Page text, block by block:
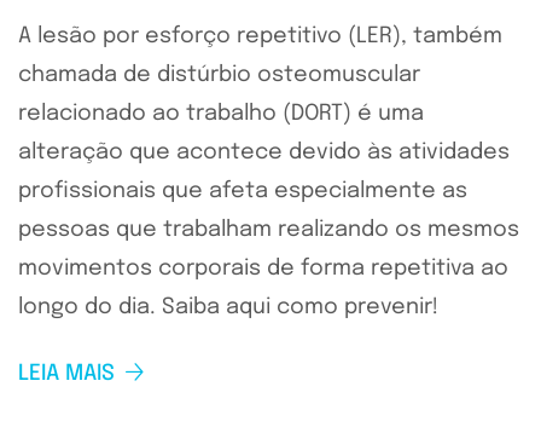
A lesão por esforço repetitivo (LER), também
chamada de distúrbio osteomuscular
relacionado ao trabalho (DORT) é uma
alteração que acontece devido às atividades
profissionais que afeta especialmente as
pessoas que trabalham realizando os mesmos
movimentos corporais de forma repetitiva ao
longo do dia. Saiba aqui como prevenir!
LEIA MAIS